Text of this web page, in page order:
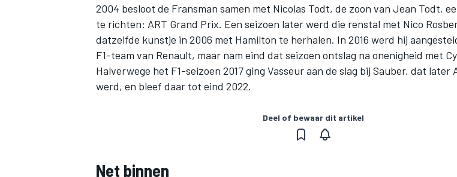
2004 besloot de Fransman samen met Nicolas Todt, de zoon van Jean Todt,
te richten: ART Grand Prix. Een seizoen later werd die renstal met Nico
datzelfde kunstje in 2006 met Hamilton te herhalen. In 2016 werd hij
F1-team van Renault, maar nam eind dat seizoen ontslag na onenigheid met
Halverwege het F1-seizoen 2017 ging Vasseur aan de slag bij Sauber, dat later
werd, en bleef daar tot eind 2022.
Deel of bewaar dit artikel
Net binnen